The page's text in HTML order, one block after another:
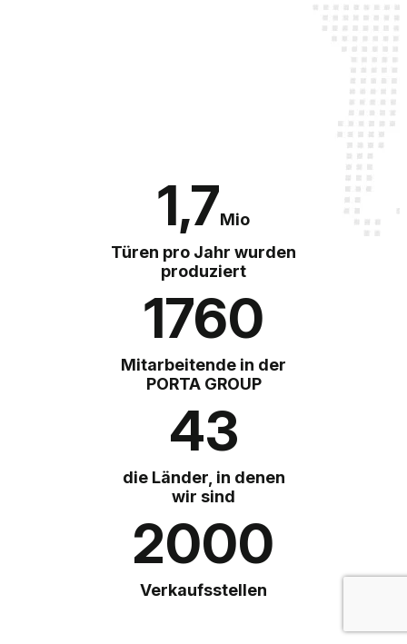
1,7Mio
Türen pro Jahr wurden
produziert
1760
Mitarbeitende in der
PORTA GROUP
43
die Länder, in denen
wir sind
2000
Verkaufsstellen